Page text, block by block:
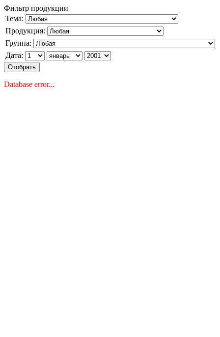
Фильтр продукции
Тема:
Продукция:
Группа:
Дата:
Database error...